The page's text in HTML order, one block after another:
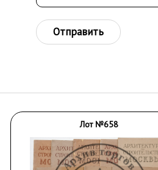
Отправить
Лот №658